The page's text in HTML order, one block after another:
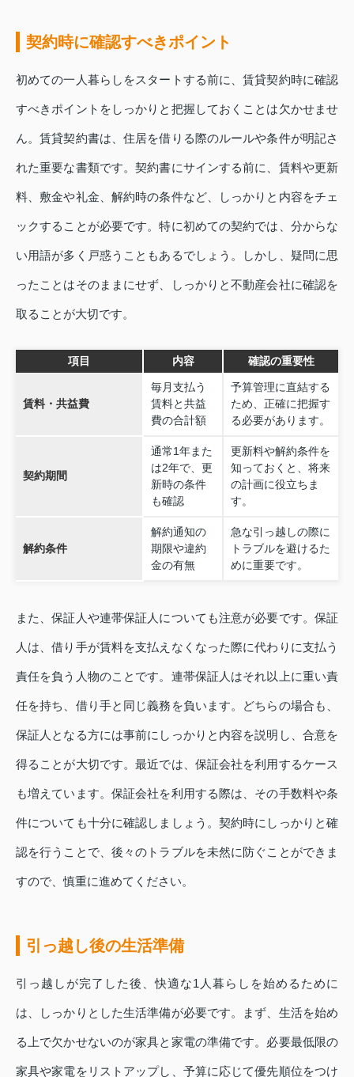
契約時に確認すべきポイント
初めての一人暮らしをスタートする前に、賃貸契約時に確認
すべきポイントをしっかりと把握しておくことは欠かせませ
ん。賃貸契約書は、住居を借りる際のルールや条件が明記さ
れた重要な書類です。契約書にサインする前に、賃料や更新
料、敷金や礼金、解約時の条件など、しっかりと内容をチェ
ックすることが必要です。特に初めての契約では、分からな
い用語が多く戸惑うこともあるでしょう。しかし、疑問に思
ったことはそのままにせず、しっかりと不動産会社に確認を
取ることが大切です。
項目 内容 確認の重要性
賃料・共益費
毎月支払う
賃料と共益
費の合計額
予算管理に直結する
ため、正確に把握す
る必要があります。
契約期間
通常1年また
は2年で、更
新時の条件
も確認
更新料や解約条件を
知っておくと、将来
の計画に役立ちま
す。
解約条件
解約通知の
期限や違約
金の有無
急な引っ越しの際に
トラブルを避けるた
めに重要です。
また、保証人や連帯保証人についても注意が必要です。保証
人は、借り手が賃料を支払えなくなった際に代わりに支払う
責任を負う人物のことです。連帯保証人はそれ以上に重い責
任を持ち、借り手と同じ義務を負います。どちらの場合も、
保証人となる方には事前にしっかりと内容を説明し、合意を
得ることが大切です。最近では、保証会社を利用するケース
も増えています。保証会社を利用する際は、その手数料や条
件についても十分に確認しましょう。契約時にしっかりと確
認を行うことで、後々のトラブルを未然に防ぐことができま
すので、慎重に進めてください。
引っ越し後の生活準備
引っ越しが完了した後、快適な1人暮らしを始めるために
は、しっかりとした生活準備が必要です。まず、生活を始め
る上で欠かせないのが家具と家電の準備です。必要最低限の
家具や家電をリストアップし、予算に応じて優先順位をつけ